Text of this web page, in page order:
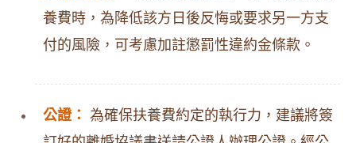
養費時，為降低該方日後反悔或要求另一方支
付的風險，可考慮加註懲罰性違約金條款。
公證： 為確保扶養費約定的執行力，建議將簽